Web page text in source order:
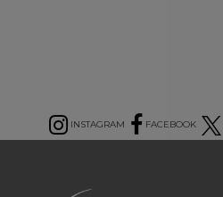
INSTAGRAM FACEBOOK